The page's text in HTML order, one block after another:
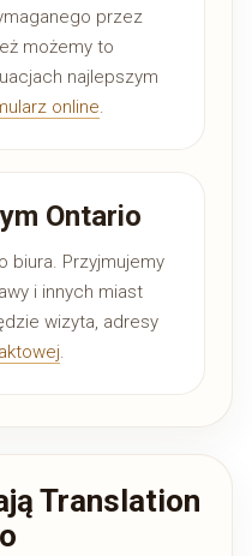
przez
możemy to
najlepszym
online.
Ontario
biura. Przyjmujemy
i innych miast
wizyta, adresy
.
Translation